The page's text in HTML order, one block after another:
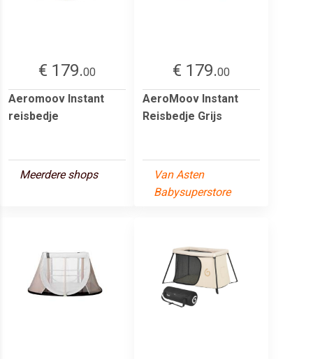
€ 179.00
Aeromoov Instant
reisbedje
Meerdere shops
€ 179.00
AeroMoov Instant
Reisbedje Grijs
Van Asten
Babysuperstore